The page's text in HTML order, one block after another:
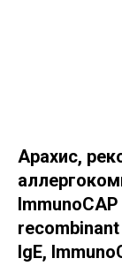
Арахис,
IgE,